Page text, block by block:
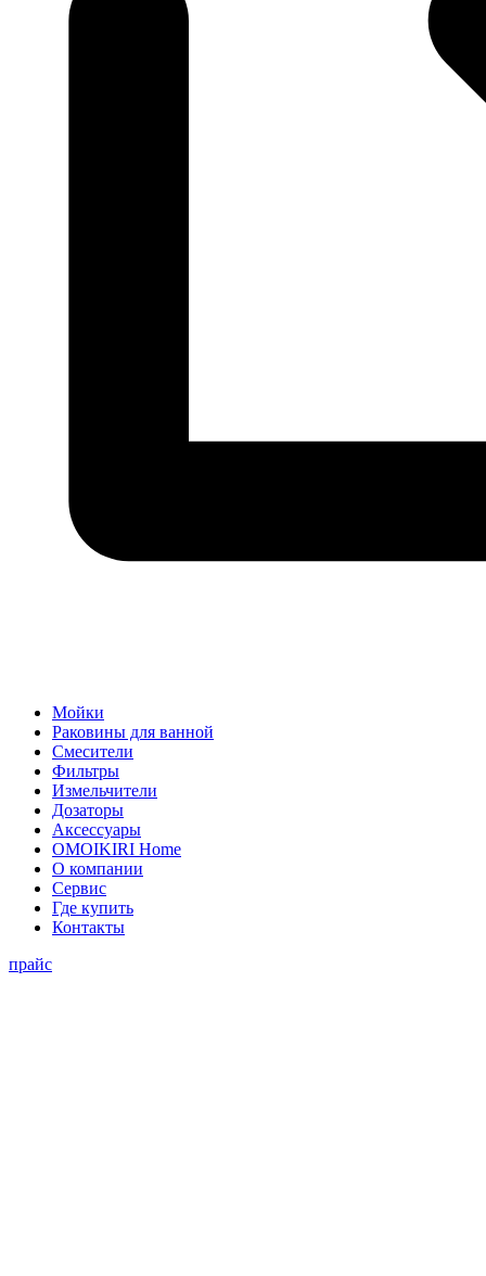
Мойки
Раковины для ванной
Смесители
Фильтры
Измельчители
Дозаторы
Аксессуары
OMOIKIRI Home
О компании
Сервис
Где купить
Контакты
прайс